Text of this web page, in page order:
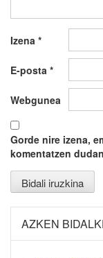
Izena *
E-posta *
Webgunea
Gorde nire izena,
komentatzen
AZKEN